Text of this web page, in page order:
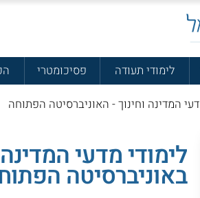
לימודי תעודה פסיכומטרי
המדינה וחינוך - האוניברסיטה הפתוחה
לימודי מדעי המדינה
באוניברסיטה